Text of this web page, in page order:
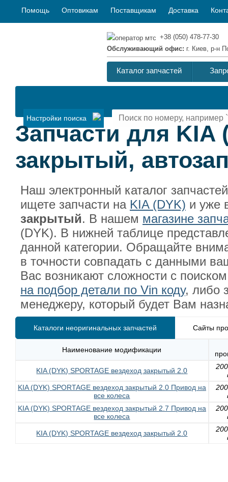
Помощь Оптовикам Поставщикам Доставка
+38 (050) 478-77-30
Обслуживающий офис: г. Киев, р-н
Каталог запчастей
Настройки поиска
Запчасти для KIA
закрытый,
Наш электронный каталог
ищете запчасти на KIA (DYK) и уже
закрытый. В нашем магазине
(DYK). В нижней таблице
данной категории. Обращайте
в точности совпадать с данными
Вас возникают сложности с
на подбор детали по Vin коду, либо
менеджеру, который будет Вам
Каталоги неоригинальных запчастей Сайты
Наименование модификации
KIA (DYK) SPORTAGE вездеход закрытый 2.0
KIA (DYK) SPORTAGE вездеход закрытый 2.0 Привод на
все колеса
KIA (DYK) SPORTAGE вездеход закрытый 2.7 Привод на
все колеса
KIA (DYK) SPORTAGE вездеход закрытый 2.0